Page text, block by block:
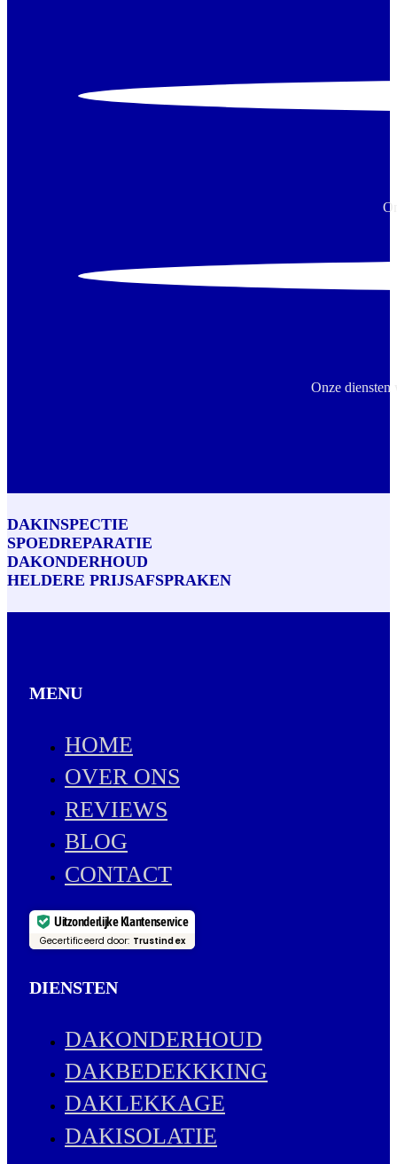
Onze diensten
DAKINSPECTIE
SPOEDREPARATIE
DAKONDERHOUD
HELDERE PRIJSAFSPRAKEN
MENU
HOME
OVER ONS
REVIEWS
BLOG
CONTACT
Uitzonderlijke Klantenservice
Gecertificeerd door: Trustindex
DIENSTEN
DAKONDERHOUD
DAKBEDEKKKING
DAKLEKKAGE
DAKISOLATIE